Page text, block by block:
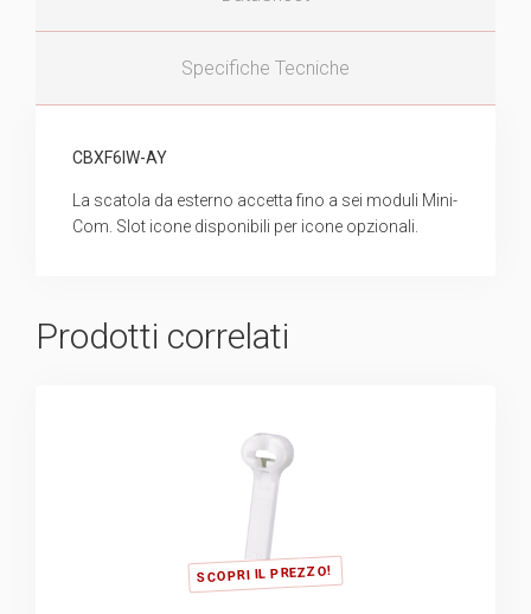
Specifiche Tecniche
CBXF6IW-AY
La scatola da esterno accetta fino a sei moduli Mini-
Com. Slot icone disponibili per icone opzionali.
Prodotti correlati
SCOPRI IL PREZZO!